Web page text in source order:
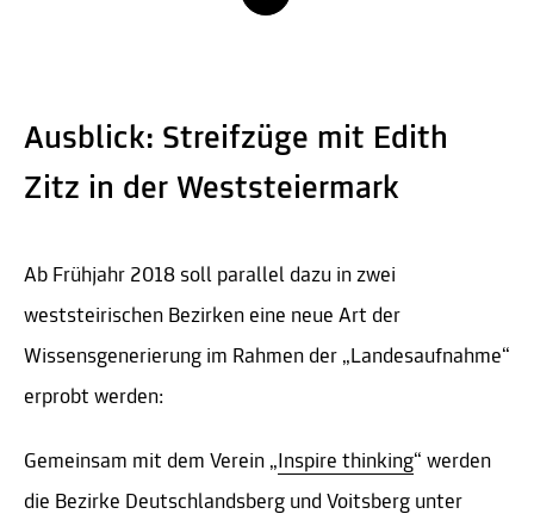
Ausblick: Streifzüge mit Edith
Zitz in der Weststeiermark
Ab Frühjahr 2018 soll parallel dazu in zwei
weststeirischen Bezirken eine neue Art der
Wissensgenerierung im Rahmen der „Landesaufnahme“
erprobt werden:
Gemeinsam mit dem Verein „Inspire thinking“ werden
die Bezirke Deutschlandsberg und Voitsberg unter